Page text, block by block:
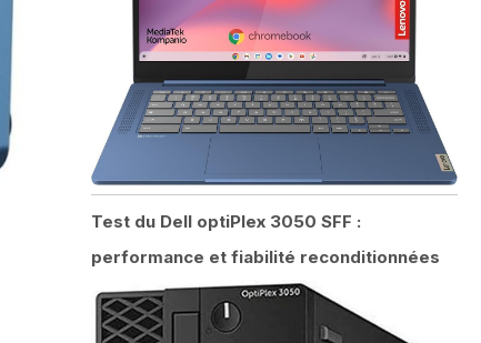
Test du Dell optiPlex 3050 SFF :
performance et fiabilité reconditionnées